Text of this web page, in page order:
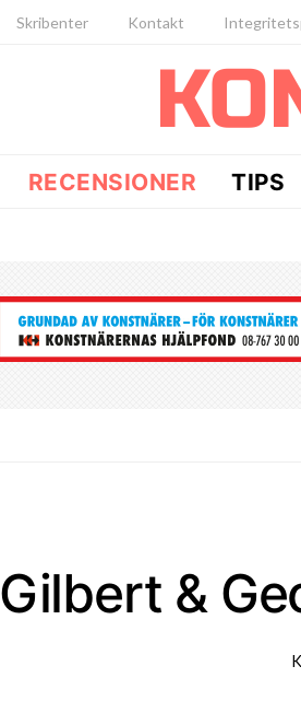
Skribenter Kontakt
RECENSIONER TIPS
Gilbert &